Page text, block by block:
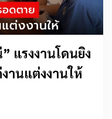
แรงงานโดนยิง
านแต่งงานให้